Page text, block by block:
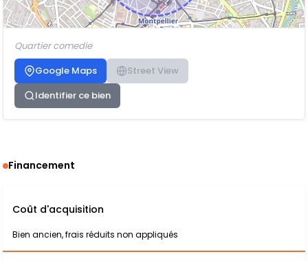
Quartier comedie
Google Maps
Street View
Identifier ce bien
Financement
Coût d'acquisition
Bien ancien, frais réduits non appliqués